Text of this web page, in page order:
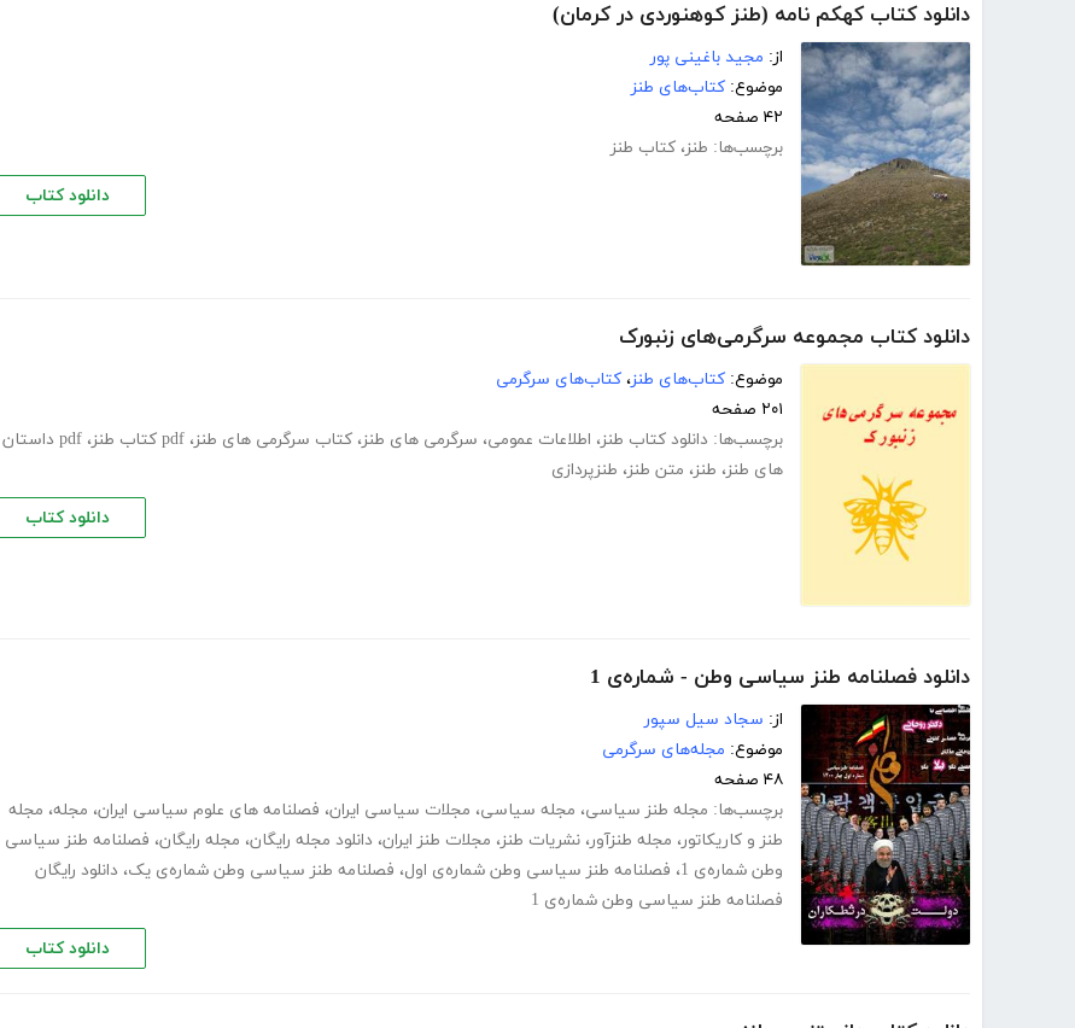
دانلود کتاب کهکم نامه (طنز کوهنوردی در کرمان)
از: مجید باغینی پور
موضوع: کتاب‌های طنز
۴۲ صفحه
برچسب‌ها: طنز، کتاب طنز
دانلود کتاب
دانلود کتاب مجموعه سرگرمی‌های زنبورک
موضوع: کتاب‌های طنز، کتاب‌های سرگرمی
۲۰۱ صفحه
برچسب‌ها: دانلود کتاب طنز، اطلاعات عمومی، سرگرمی های طنز، کتاب سرگرمی های طنز، pdf کتاب طنز ،
pdf داستان
های طنز، طنز، متن طنز، طنزپردازی
دانلود کتاب
دانلود فصلنامه طنز سیاسی وطن - شماره‌ی 1
از: سجاد سیل سپور
موضوع: مجله‌های سرگرمی
۴۸ صفحه
برچسب‌ها: مجله طنز سیاسی، مجله سیاسی، مجلات سیاسی ایران، فصلنامه های علوم سیاسی ایران، مجله، مجله
طنز و کاریکاتور، مجله طنزآور، نشریات طنز، مجلات طنز ایران، دانلود مجله رایگان، مجله رایگان، فصلنامه طنز سیاسی
وطن شماره‌ی 1
، فصلنامه طنز سیاسی وطن شماره‌ی اول، فصلنامه طنز سیاسی وطن شماره‌ی یک، دانلود رایگان
فصلنامه طنز سیاسی وطن شماره‌ی 1
دانلود کتاب